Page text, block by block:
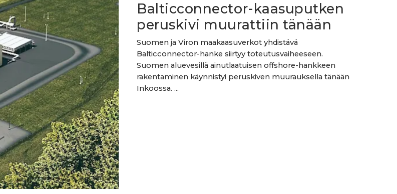
Balticconnector-kaasuputken
peruskivi muurattiin tänään
Suomen ja Viron maakaasuverkot yhdistävä
Balticconnector-hanke siirtyy toteutusvaiheeseen.
Suomen aluevesillä ainutlaatuisen offshore-hankkeen
rakentaminen käynnistyi peruskiven muurauksella tänään
Inkoossa. ...